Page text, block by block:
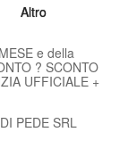
Altro
e della
? SCONTO
UFFICIALE +
PEDE SRL